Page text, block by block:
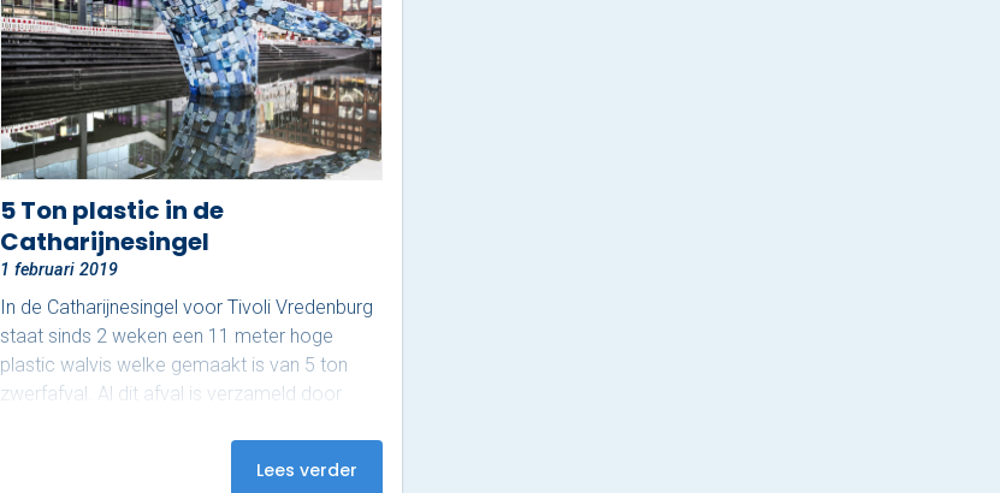
5 Ton plastic in de
Catharijnesingel
1 februari 2019
In de Catharijnesingel voor Tivoli Vredenburg
staat sinds 2 weken een 11 meter hoge
plastic walvis welke gemaakt is van 5 ton
zwerfafval. Al dit afval is verzameld door
Hawaii, New York en Zeebrugge. De
komende 6 maanden zal dit kunstwerk
Lees verder